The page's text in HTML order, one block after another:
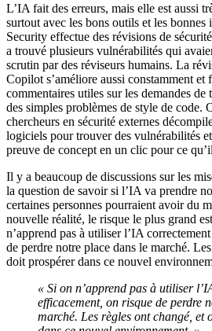
L’IA fait des erreurs, mais elle est aussi
surtout avec les bons outils et les
Security effectue des révisions de
a trouvé plusieurs vulnérabilités qui
scrutin par des réviseurs humains. La
Copilot s’améliore aussi constamment et
commentaires utiles sur les demandes
des simples problèmes de style de code.
chercheurs en sécurité externes
logiciels pour trouver des vulnérabilités
preuve de concept en un clic pour ce
Il y a beaucoup de discussions sur les
la question de savoir si l’IA va prendre
certaines personnes pourraient avoir du
nouvelle réalité, le risque le plus grand
n’apprend pas à utiliser l’IA
de perdre notre place dans le marché.
doit prospérer dans ce nouvel
« Si on n’apprend pas à utiliser
efficacement, on risque de perdre
marché. Les règles ont changé, et